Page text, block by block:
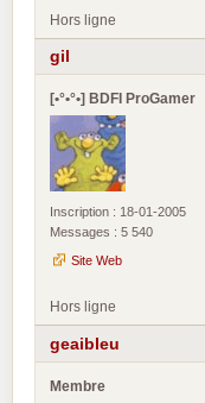
Hors ligne
gil
[•°•°•] BDFI ProGamer
Inscription : 18-01-2005
Messages : 5 540
Site Web
Hors ligne
geaibleu
Membre